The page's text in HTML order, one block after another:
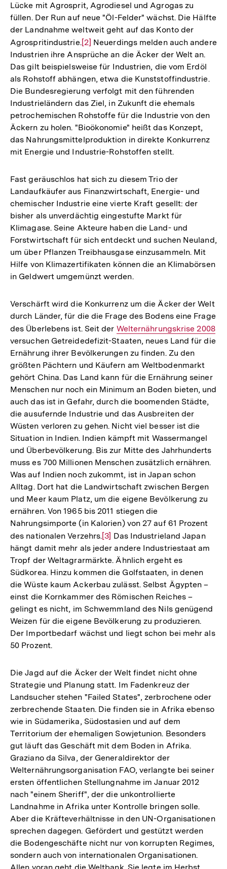
Lücke mit Agrosprit, Agrodiesel und Agrogas zu
füllen. Der Run auf neue "Öl-Felder" wächst. Die Hälfte
der Landnahme weltweit geht auf das Konto der
Agrospritindustrie.Zur
Auflösung
der
Fußnote
[2] Neuerdings melden auch andere
Industrien ihre Ansprüche an die Äcker der Welt an.
Das gilt beispielsweise für Industrien, die vom Erdöl
als Rohstoff abhängen, etwa die Kunststoffindustrie.
Die Bundesregierung verfolgt mit den führenden
Industrieländern das Ziel, in Zukunft die ehemals
petrochemischen Rohstoffe für die Industrie von den
Äckern zu holen. "Bioökonomie" heißt das Konzept,
das Nahrungsmittelproduktion in direkte Konkurrenz
mit Energie und Industrie-Rohstoffen stellt.
Fast geräuschlos hat sich zu diesem Trio der
Landaufkäufer aus Finanzwirtschaft, Energie- und
chemischer Industrie eine vierte Kraft gesellt: der
bisher als unverdächtig eingestufte Markt für
Klimagase. Seine Akteure haben die Land- und
Forstwirtschaft für sich entdeckt und suchen Neuland,
um über Pflanzen Treibhausgase einzusammeln. Mit
Hilfe von Klimazertifikaten können die an Klimabörsen
in Geldwert umgemünzt werden.
Verschärft wird die Konkurrenz um die Äcker der Welt
durch Länder, für die die Frage des Bodens eine Frage
des Überlebens ist. Seit der Interner
Link:
Welternährungskrise 2008
versuchen Getreidedefizit-Staaten, neues Land für die
Ernährung ihrer Bevölkerungen zu finden. Zu den
größten Pächtern und Käufern am Weltbodenmarkt
gehört China. Das Land kann für die Ernährung seiner
Menschen nur noch ein Minimum an Boden bieten, und
auch das ist in Gefahr, durch die boomenden Städte,
die ausufernde Industrie und das Ausbreiten der
Wüsten verloren zu gehen. Nicht viel besser ist die
Situation in Indien. Indien kämpft mit Wassermangel
und Überbevölkerung. Bis zur Mitte des Jahrhunderts
muss es 700 Millionen Menschen zusätzlich ernähren.
Was auf Indien noch zukommt, ist in Japan schon
Alltag. Dort hat die Landwirtschaft zwischen Bergen
und Meer kaum Platz, um die eigene Bevölkerung zu
ernähren. Von 1965 bis 2011 stiegen die
Nahrungsimporte (in Kalorien) von 27 auf 61 Prozent
des nationalen Verzehrs.Zur
Auflösung
der
Fußnote
[3] Das Industrieland Japan
hängt damit mehr als jeder andere Industriestaat am
Tropf der Weltagrarmärkte. Ähnlich ergeht es
Südkorea. Hinzu kommen die Golfstaaten, in denen
die Wüste kaum Ackerbau zulässt. Selbst Ägypten –
einst die Kornkammer des Römischen Reiches –
gelingt es nicht, im Schwemmland des Nils genügend
Weizen für die eigene Bevölkerung zu produzieren.
Der Importbedarf wächst und liegt schon bei mehr als
50 Prozent.
Die Jagd auf die Äcker der Welt findet nicht ohne
Strategie und Planung statt. Im Fadenkreuz der
Landsucher stehen "Failed States", zerbrochene oder
zerbrechende Staaten. Die finden sie in Afrika ebenso
wie in Südamerika, Südostasien und auf dem
Territorium der ehemaligen Sowjetunion. Besonders
gut läuft das Geschäft mit dem Boden in Afrika.
Graziano da Silva, der Generaldirektor der
Welternährungsorganisation FAO, verlangte bei seiner
ersten öffentlichen Stellungnahme im Januar 2012
nach "einem Sheriff", der die unkontrollierte
Landnahme in Afrika unter Kontrolle bringen solle.
Aber die Kräfteverhältnisse in den UN-Organisationen
sprechen dagegen. Gefördert und gestützt werden
die Bodengeschäfte nicht nur von korrupten Regimes,
sondern auch von internationalen Organisationen.